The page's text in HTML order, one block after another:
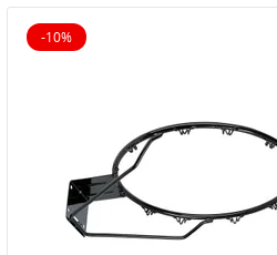
-10%
10% reduziert